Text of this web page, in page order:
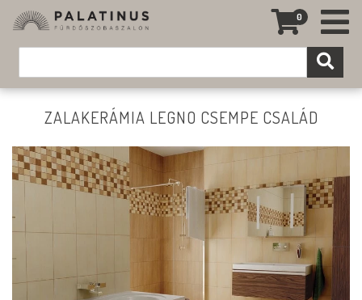
0
ZALAKERÁMIA LEGNO CSEMPE CSALÁD